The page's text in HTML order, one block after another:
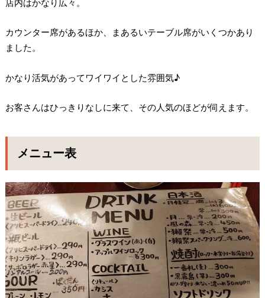
店内はかなり広々。
カウンター席があるほか、まあるいテーブル席がいくつかあり
ました。
かなり活気があってワイワイとした雰囲気♪
お客さんはひっきりなしに来て、その人気のほどが伺えます。
メニュー表